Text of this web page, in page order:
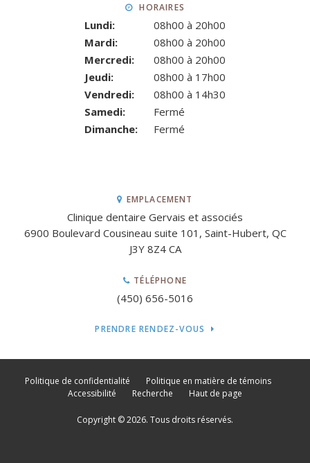
HORAIRES
Lundi:
08h00 à 20h00
Mardi:
08h00 à 20h00
Mercredi:
08h00 à 20h00
Jeudi:
08h00 à 17h00
Vendredi:
08h00 à 14h30
Samedi:
Fermé
Dimanche:
Fermé
EMPLACEMENT
Clinique dentaire Gervais et associés
6900 Boulevard Cousineau suite 101 Saint-Hubert QC
J3Y 8Z4 CA
TÉLÉPHONE
(450) 656-5016
PRENDRE RENDEZ-VOUS
Politique de confidentialité
Politique en matière de témoins
Accessibilité
Recherche Haut de page
Copyright © 2026. Tous droits réservés.